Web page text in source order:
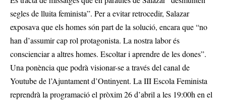
segles de lluita feminista”. Per a evitar retrocedir, Salazar
exposava que els homes són part de la solució, encara que “no
han d’assumir cap rol protagonista. La nostra labor és
conscienciar a altres homes. Escoltar i aprendre de les dones”.
Una ponència que podrà visionar-se a través del canal de
Youtube de l’Ajuntament d’Ontinyent. La III Escola Feminista
reprendrà la programació el pròxim 26 d’abril a les 19:00h en el